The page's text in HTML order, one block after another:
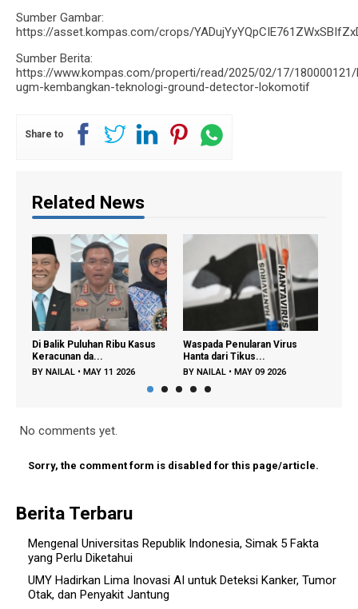
Sumber Gambar:
https://asset.kompas.com/crops/
Sumber Berita:
https://www.kompas.com/properti/read/2025/02/17/
ugm-kembangkan-teknologi-ground-detector-lokomotif
Share to
Related News
Ribu Kasus
11 2026
Waspada Penularan Virus
Hanta dari Tikus...
BYNAILAL •MAY 09 2026
Regenerasi Petani Muda
Dipercepat, Menta...
BYFAJAR A •
No comments yet.
Sorry, the comment form is disabled for this page/article.
Berita Terbaru
Mengenal Universitas Republik Indonesia, Simak 5 Fakta
yang Perlu Diketahui
UMY Hadirkan Lima Inovasi AI untuk Deteksi Kanker, Tumor
Otak, dan Penyakit Jantung